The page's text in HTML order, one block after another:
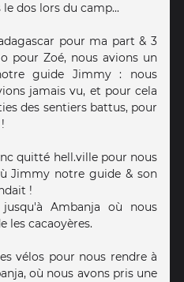
dos lors du camp...
pour ma part & 3
pour Zoé, nous avions un
guide Jimmy : nous
jamais vu, et pour cela
des sentiers battus, pour
quitté hell.ville pour nous
Jimmy notre guide & son
!
Ambanja où nous
les cacaoyères.
vélos pour nous rendre à
où nous avons pris une